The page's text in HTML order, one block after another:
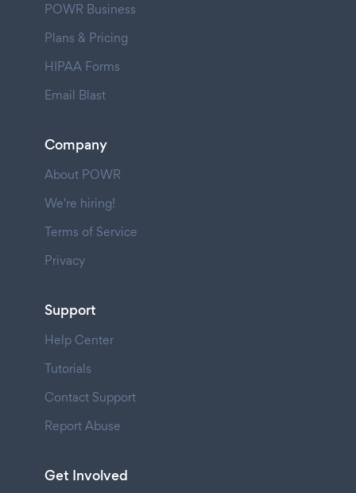
POWR Business
Plans & Pricing
HIPAA Forms
Email Blast
Company
About POWR
We're hiring!
Terms of Service
Privacy
Support
Help Center
Tutorials
Contact Support
Report Abuse
Get Involved